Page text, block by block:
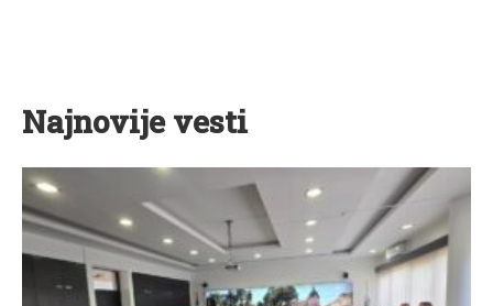
Najnovije vesti